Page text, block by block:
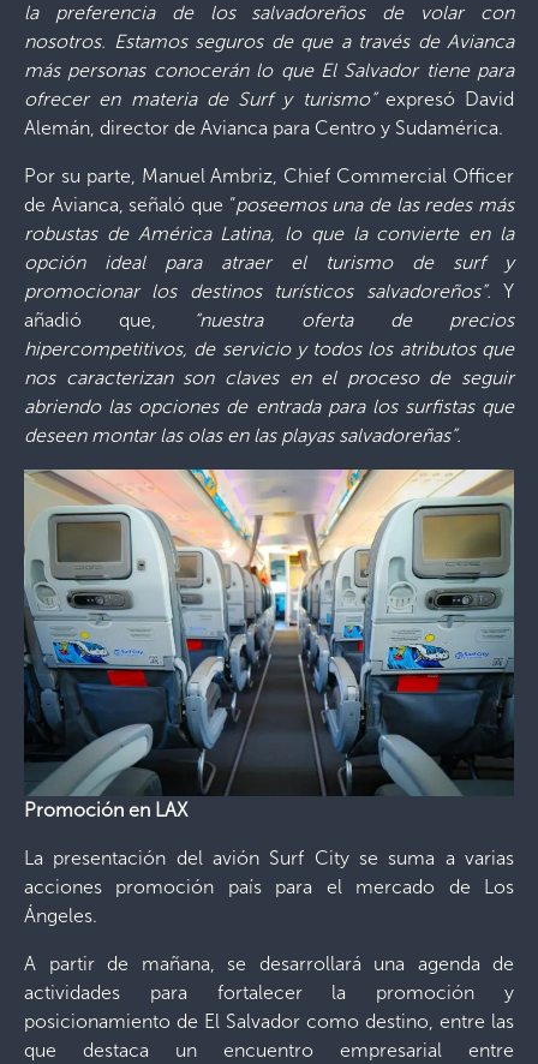
la preferencia de los salvadoreños de volar con
nosotros. Estamos seguros de que a través de Avianca
más personas conocerán lo que El Salvador tiene para
ofrecer en materia de Surf y turismo”expresó David
Alemán, director de Avianca para Centro y Sudamérica.
Por su parte, Manuel Ambriz, Chief Commercial Officer
de Avianca, señaló que “poseemos una de las redes más
robustas de América Latina, lo que la convierte en la
opción ideal para atraer el turismo de surf y
promocionar los destinos turísticos salvadoreños”. Y
añadió que, “nuestra oferta de precios
hipercompetitivos, de servicio y todos los atributos que
nos caracterizan son claves en el proceso de seguir
abriendo las opciones de entrada para los surfistas que
deseen montar las olas en las playas salvadoreñas”.
Promoción en LAX
La presentación del avión Surf City se suma a varias
acciones promoción país para el mercado de Los
Ángeles.
A partir de mañana, se desarrollará una agenda de
actividades para fortalecer la promoción y
posicionamiento de El Salvador como destino, entre las
que destaca un encuentro empresarial entre